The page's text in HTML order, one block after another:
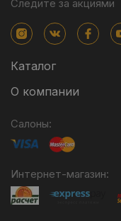
Следите за акциями
Каталог
О компании
Салоны:
Интернет-магазин: